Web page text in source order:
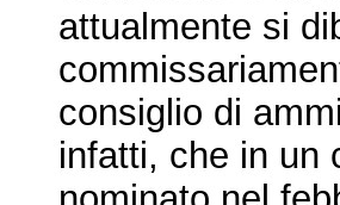
attualmente si
consiglio di
infatti, che in un